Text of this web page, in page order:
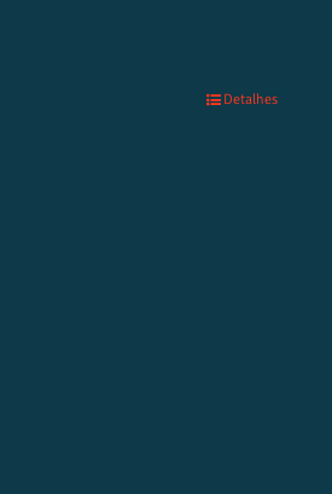
Detalhes